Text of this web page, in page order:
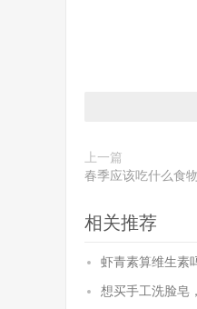
上一篇
春季应该吃什么食
相关推荐
虾青素算维生素
想买手工洗脸皂